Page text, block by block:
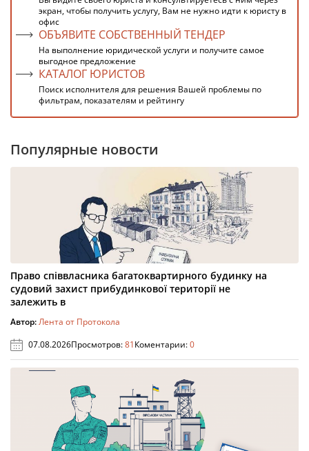
экран, чтобы получить услугу, Вам не нужно идти к юристу в
офис
ОБЪЯВИТЕ СОБСТВЕННЫЙ ТЕНДЕР
На выполнение юридической услуги и получите самое
выгодное предложение
КАТАЛОГ ЮРИСТОВ
Поиск исполнителя для решения Вашей проблемы по
фильтрам, показателям и рейтингу
Популярные новости
Право співвласника багатоквартирного будинку на
судовий захист прибудинкової території не
залежить в
Автор:Лента от Протокола
07.08.2026Просмотров:81Коментарии:0